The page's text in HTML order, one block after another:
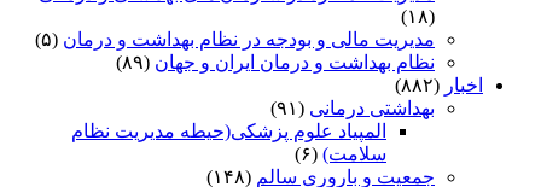
(۱۸)
مدیریت مالی و بودجه در نظام بهداشت و درمان (۵)
نظام بهداشت و درمان ایران و جهان (۸۹)
اخبار (۸۸۲)
بهداشتی درمانی (۹۱)
المپیاد علوم پزشکی(حیطه مدیریت نظام
سلامت) (۶)
جمعیت و باروری سالم (۱۴۸)